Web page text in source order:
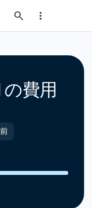
費用